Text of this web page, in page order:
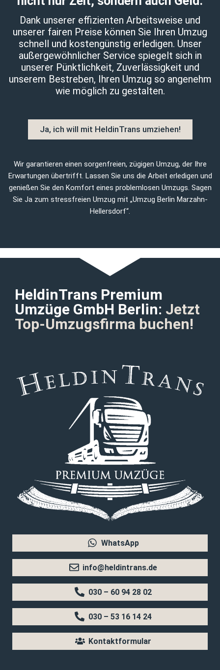
Dank unserer effizienten Arbeitsweise und
unserer fairen Preise können Sie Ihren Umzug
schnell und kostengünstig erledigen. Unser
außergewöhnlicher Service spiegelt sich in
unserer Pünktlichkeit, Zuverlässigkeit und
unserem Bestreben, Ihren Umzug so angenehm
wie möglich zu gestalten.
Ja, ich will mit HeldinTrans umziehen!
Wir garantieren einen sorgenfreien, zügigen Umzug, der Ihre
Erwartungen übertrifft. Lassen Sie uns die Arbeit erledigen und
genießen Sie den Komfort eines problemlosen Umzugs. Sagen
Sie Ja zum stressfreien Umzug mit „Umzug Berlin Marzahn-
Hellersdorf“.
HeldinTrans Premium
Umzüge GmbH Berlin: Jetzt
Top-Umzugsfirma buchen!
WhatsApp
info@heldintrans.de
030 – 60 94 28 02
030 – 53 16 14 24
Kontaktformular